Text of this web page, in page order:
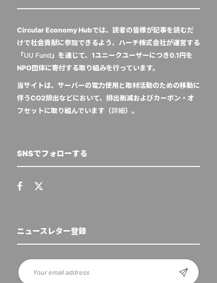
Circular Economy Hubでは、読者の皆様が記事を読むだ
けで社会貢献に参加できるよう、ハーチ株式会社が運営する
「UU Fund 」を通じて、1ユニークユーザーにつき0.1円を
NPO団体に寄付する取り組みを行っています。
当サイトは、サーバーの電力使用と取材活動のための移動に
伴うCO2排出などにおいて、排出削減およびカーボン・オ
フセットに取り組んでいます（詳細）。
SNSでフォローする
ニュースレター登録